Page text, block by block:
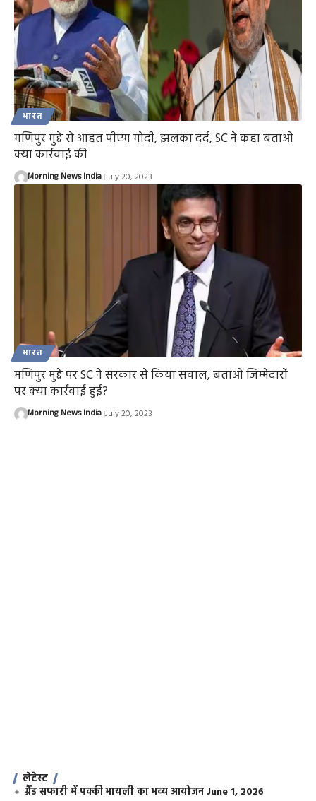
भारत
मणिपुर मुद्दे से आहत पीएम मोदी, झलका दर्द, SC ने कहा बताओ
क्या कार्रवाई की
Morning News India July 20, 2023
भारत
मणिपुर मुद्दे पर SC ने सरकार से किया सवाल, बताओ जिम्मेदारों
पर क्या कार्रवाई हुई?
Morning News India July 20, 2023
लेटेस्ट
ग्रैंड सफारी में पक्की भायली का भव्य आयोजन June 1, 2026